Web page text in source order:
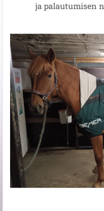
ja palautumisen